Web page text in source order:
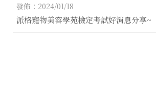
美容師培訓,高雄寵物美容師培訓
發佈：2024/01/18
派格寵物美容學苑檢定考試好消息分享~